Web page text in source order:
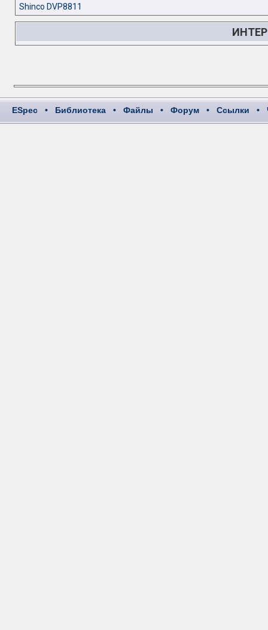
Shinco DVP8811
ESpec • Библиотека • Файлы • Форум • Ссылки •